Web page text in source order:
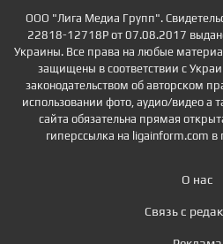
ООО "Лига Медиа Групп".
22818-12718Р от 07.08.2017
Украины. Все права на любые
защищены в соответствии с
законодательством об авторском
использовании фото, аудио/видео а
сайта обязательна прямая
гиперссылка на ligainform.com в
О нас
Связь с